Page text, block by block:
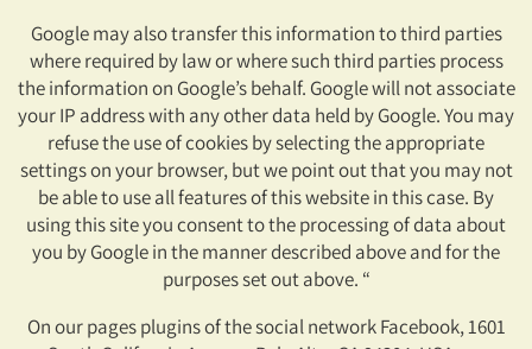
Google may also transfer this information to third parties
where required by law or where such third parties process
the information on Google’s behalf. Google will not associate
your IP address with any other data held by Google. You may
refuse the use of cookies by selecting the appropriate
settings on your browser, but we point out that you may not
be able to use all features of this website in this case. By
using this site you consent to the processing of data about
you by Google in the manner described above and for the
purposes set out above. “
On our pages plugins of the social network Facebook, 1601